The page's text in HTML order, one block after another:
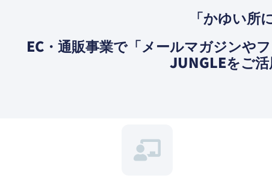
「かゆい所
EC・通販事業で「メールマガジンや
JUNGLEをご